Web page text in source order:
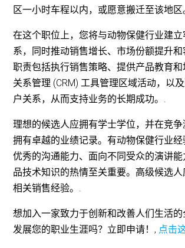
区一小时车程以内，或愿意搬迁至该地区
在这个职位上，您将与动物保健行业建
系，同时推动销售增长、市场份额提升
职责包括执行销售策略、提供产品教育
关系管理 (CRM) 工具管理区域活动，以
户关系，从而支持业务的长期成功。.
理想的候选人应拥有学士学位，并在竞
拥有卓越的业绩记录。有动物保健行业经
优秀的沟通能力、面向不同受众的演讲
品技术知识的热情至关重要。高级候选
相关销售经验。.
想加入一家致力于创新和改善人们生活的
发展您的职业生涯吗？立即申请！, 点击